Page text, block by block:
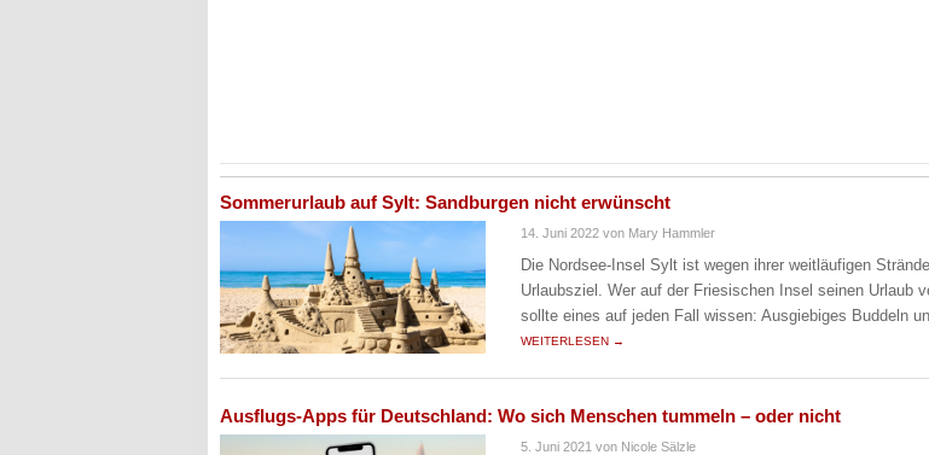
Sommerurlaub auf Sylt: Sandburgen nicht erwünscht
14. Juni 2022 von Mary Hammler
Die Nordsee-Insel Sylt ist wegen ihrer weitläufigen
Urlaubsziel. Wer auf der Friesischen Insel seinen Urlaub
sollte eines auf jeden Fall wissen: Ausgiebiges Buddeln
WEITERLESEN →
Ausflugs-Apps für Deutschland: Wo sich Menschen tummeln – oder nicht
5. Juni 2021 von Nicole Sälzle